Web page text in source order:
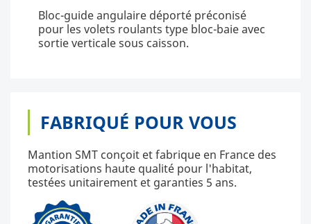
Bloc-guide angulaire déporté préconisé
pour les volets roulants type bloc-baie avec
sortie verticale sous caisson.
FABRIQUÉ POUR VOUS
Mantion SMT conçoit et fabrique en France des
motorisations haute qualité pour l'habitat,
testées unitairement et garanties 5 ans.